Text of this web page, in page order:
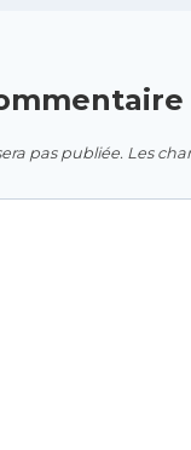
pas publiée. Les